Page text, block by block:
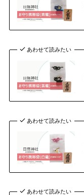
あわせて読みたい
あわせて読みたい
あわせて読みたい